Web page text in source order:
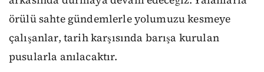
örülü sahte gündemlerle yolumuzu kesmeye
çalışanlar, tarih karşısında barışa kurulan
pusularla anılacaktır.